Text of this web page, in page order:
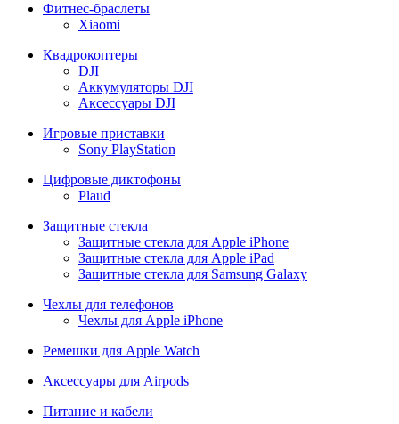
Фитнес-браслеты
Xiaomi
Квадрокоптеры
DJI
Аккумуляторы DJI
Аксессуары DJI
Игровые приставки
Sony PlayStation
Цифровые диктофоны
Plaud
Защитные стекла
Защитные стекла для Apple iPhone
Защитные стекла для Apple iPad
Защитные стекла для Samsung Galaxy
Чехлы для телефонов
Чехлы для Apple iPhone
Ремешки для Apple Watch
Аксессуары для Airpods
Питание и кабели